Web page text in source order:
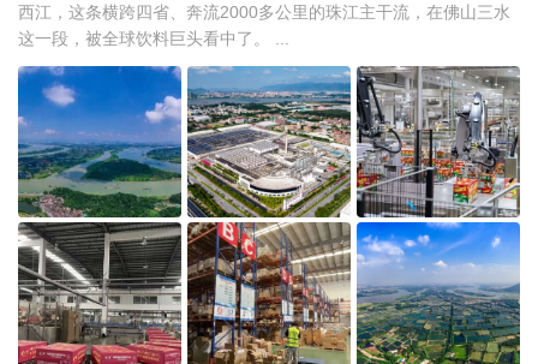
西江，这条横跨四省、奔流2000多公里的珠江主干流，在佛山三水
这一段，被全球饮料巨头看中了。 ...